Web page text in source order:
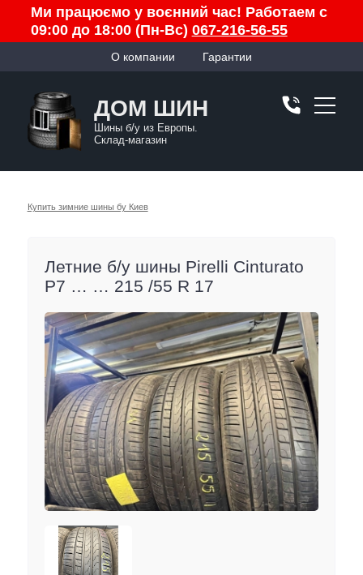
Ми працюємо у воєнний час! Работаем с
09:00 до 18:00 (Пн-Вс) 067-216-56-55
О компании Гарантии
ДОМ ШИН
Шины б/у из Европы.
Склад-магазин
Купить зимние шины бу Киев
Летние б/у шины Pirelli Cinturato
P7 … … 215 /55 R 17